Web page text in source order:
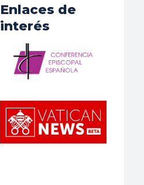
Enlaces de
interés